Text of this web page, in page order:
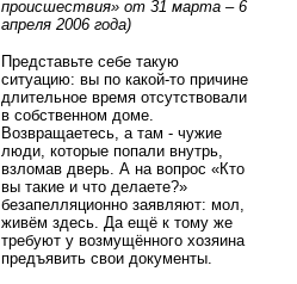
происшествия» от 31 марта – 6
апреля 2006 года)
Представьте себе такую
ситуацию: вы по какой-то причине
длительное время отсутствовали
в собственном доме.
Возвращаетесь, а там - чужие
люди, которые попали внутрь,
взломав дверь. А на вопрос «Кто
вы такие и что делаете?»
безапелляционно заявляют: мол,
живём здесь. Да ещё к тому же
требуют у возмущённого хозяина
предъявить свои документы.